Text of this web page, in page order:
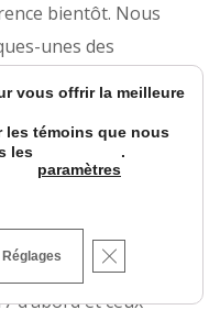
bientôt. Nous
unes des
en
pour réduire
d’abord et ceux
vous offrir la meilleure
les témoins que nous
les
paramètres
.
Réglages CLOSE